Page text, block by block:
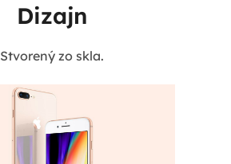
Dizajn
Stvorený zo skla.